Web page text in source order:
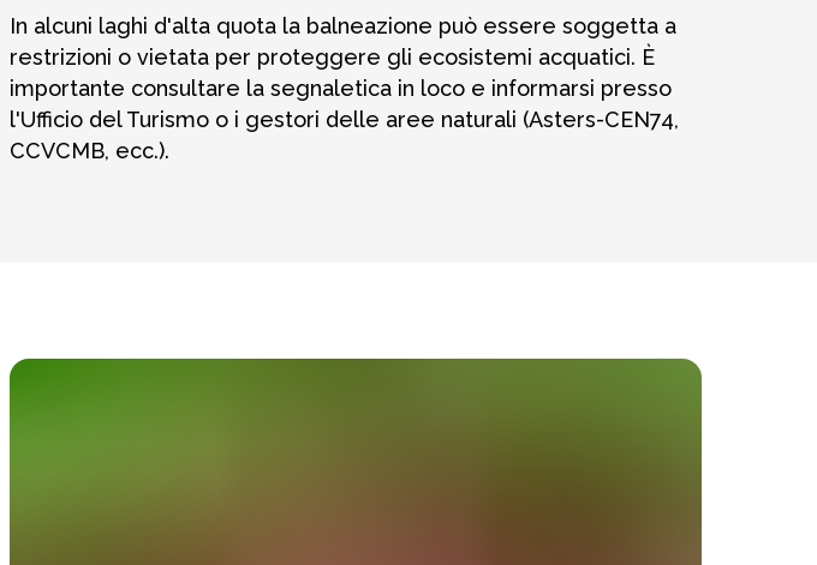
In alcuni laghi d'alta quota la balneazione può essere soggetta a
restrizioni o vietata per proteggere gli ecosistemi acquatici. È
importante consultare la segnaletica in loco e informarsi presso
l'Ufficio del Turismo o i gestori delle aree naturali (Asters-CEN74,
CCVCMB, ecc.).